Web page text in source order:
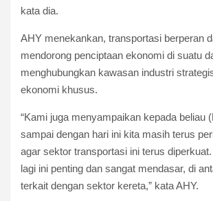
kata dia.
AHY menekankan, transportasi berperan
mendorong penciptaan ekonomi di suatu
menghubungkan kawasan industri
ekonomi khusus.
“Kami juga menyampaikan kepada beliau
sampai dengan hari ini kita masih terus
agar sektor transportasi ini terus
lagi ini penting dan sangat mendasar, di
terkait dengan sektor kereta,” kata AHY.